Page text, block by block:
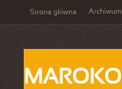
Strona główna Archiwum
MAROKO